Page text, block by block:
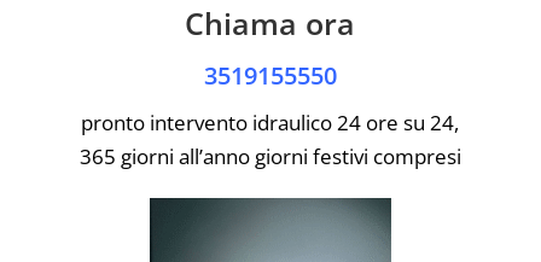
Chiama ora
3519155550
pronto intervento idraulico 24 ore su 24,
365 giorni all’anno giorni festivi compresi